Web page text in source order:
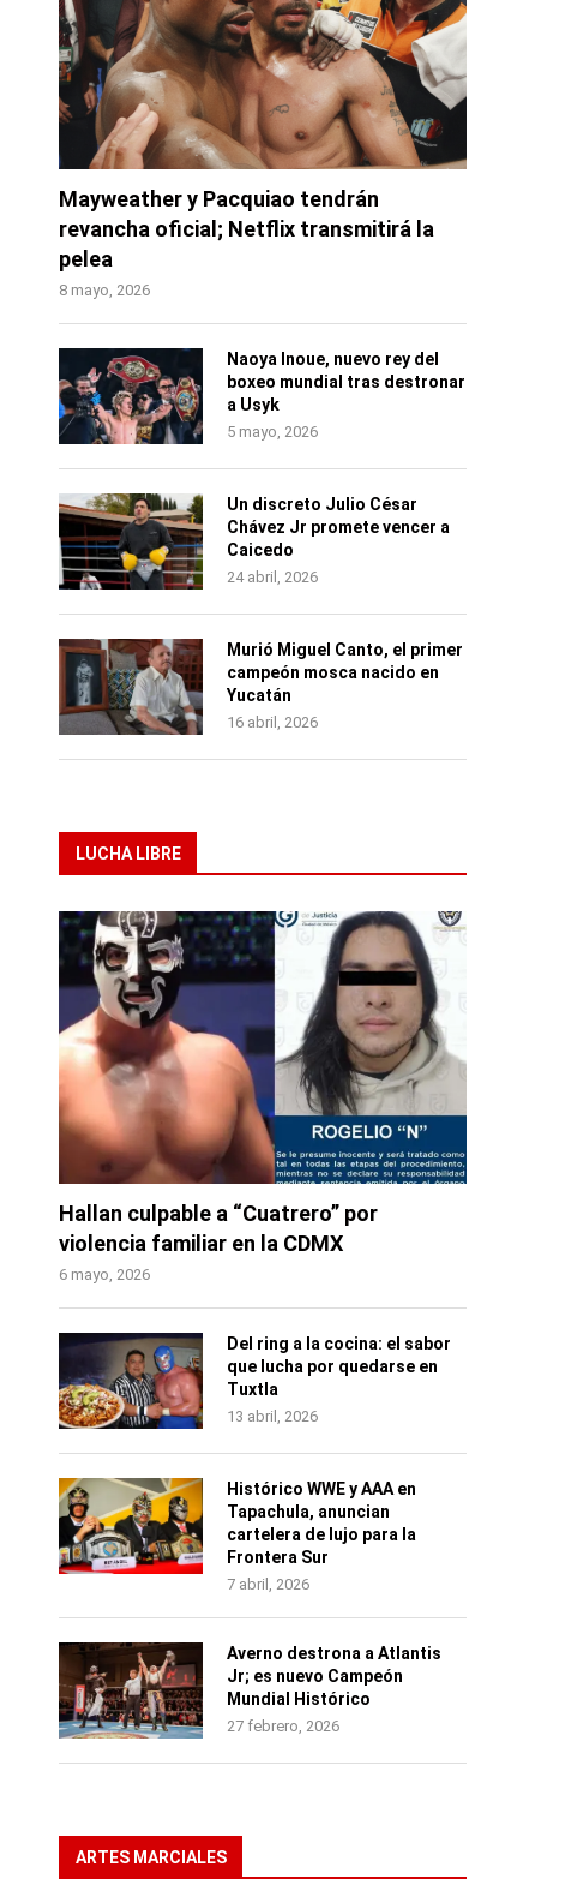
Mayweather y Pacquiao tendrán
revancha oficial; Netflix transmitirá la
pelea
8 mayo, 2026
Naoya Inoue, nuevo rey del
boxeo mundial tras destronar
a Usyk
5 mayo, 2026
Un discreto Julio César
Chávez Jr promete vencer a
Caicedo
24 abril, 2026
Murió Miguel Canto, el primer
campeón mosca nacido en
Yucatán
16 abril, 2026
LUCHA LIBRE
Hallan culpable a “Cuatrero” por
violencia familiar en la CDMX
6 mayo, 2026
Del ring a la cocina: el sabor
que lucha por quedarse en
Tuxtla
13 abril, 2026
Histórico WWE y AAA en
Tapachula, anuncian
cartelera de lujo para la
Frontera Sur
7 abril, 2026
Averno destrona a Atlantis
Jr; es nuevo Campeón
Mundial Histórico
27 febrero, 2026
ARTES MARCIALES